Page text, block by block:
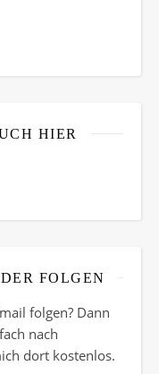
HIER
FOLGEN
folgen? Dann
nach
dort kostenlos.